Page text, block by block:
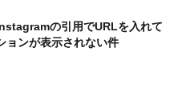
の引用でURLを入れて
ョンが表示されない件